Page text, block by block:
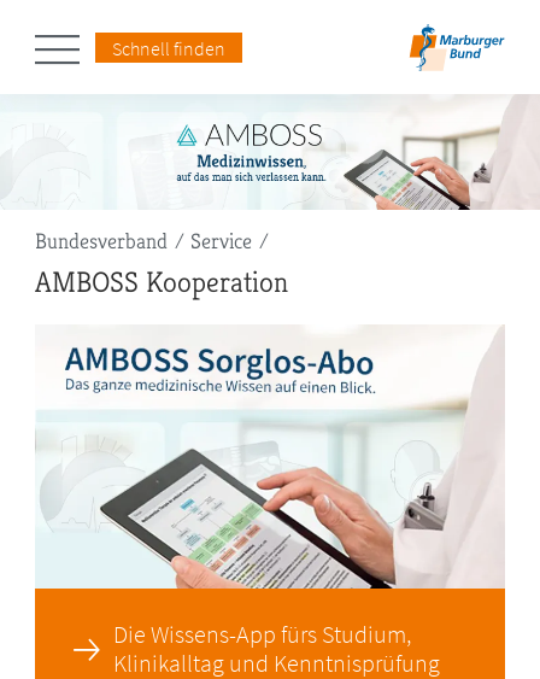
Schnell finden
Pfadnavigation
Bundesverband Service
AMBOSS Kooperation
Die Wissens-App fürs Studium,
Klinikalltag und Kenntnisprüfung